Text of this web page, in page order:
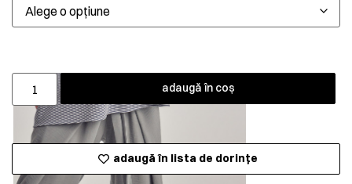
adaugă în coș
adaugă în lista de dorințe